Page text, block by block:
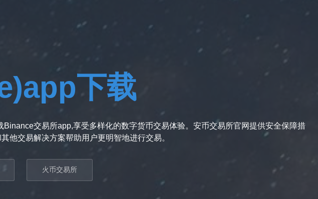
下载
交易所app,享受多样化的数字货币交易体验。安币交易所官网提供安全保障措
他交易解决方案帮助用户更明智地进行交易。
火币交易所